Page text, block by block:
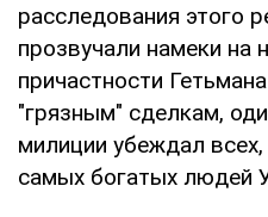
расследования этого
прозвучали намеки на
причастности
"грязным" сделкам,
милиции убеждал
самых богатых людей